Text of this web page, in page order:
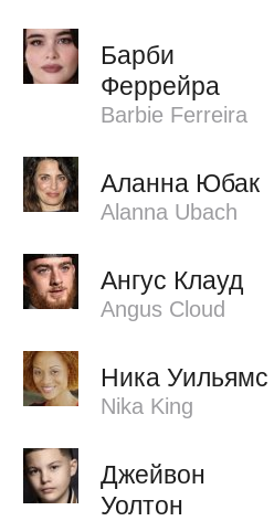
Барби
Феррейра
Barbie Ferreira
Аланна Юбак
Alanna Ubach
Ангус Клауд
Angus Cloud
Ника Уильямс
Nika King
Джейвон
Уолтон